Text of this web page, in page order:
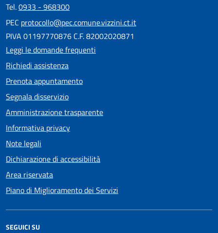
Tel.0933 - 968300
PEC protocollo@pec.comune.vizzini.ct.it
PIVA 01197770876 C.F. 82002020871
Leggi le domande frequenti
Richiedi assistenza
Prenota appuntamento
Segnala disservizio
Amministrazione trasparente
Informativa privacy
Note legali
Dichiarazione di accessibilità
Area riservata
Piano di Miglioramento dei Servizi
SEGUICI SU